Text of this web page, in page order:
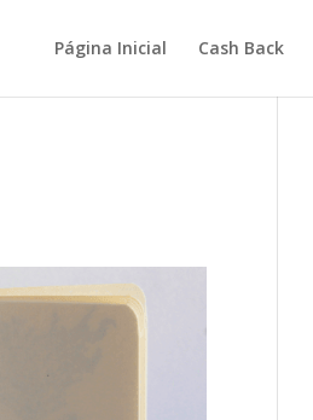
Página Inicial Cash Back